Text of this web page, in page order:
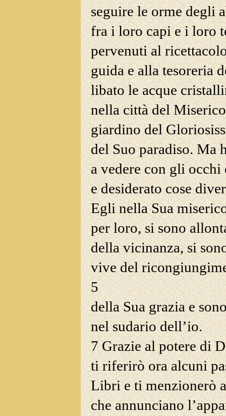
seguire le ormedegli
fra i loro capi e i loro
pervenuti al
guida e alla tesoreria
libato le acque
nella città del
giardino del
del Suo paradiso. Ma
a vedere con gli
e desiderato cose
Egli nella Sua
per loro, si sono
della vicinanza, si
vive del
5
della Sua grazia e
nel sudario dell’io.
7 Grazie al potere di
ti riferirò ora alcuni
Libri e ti menzionerò
che annunciano